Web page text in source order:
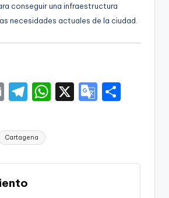
conseguir una infraestructura
necesidades actuales de la ciudad.
E
ai
l
T
e
gr
a
W
A
X
G
e
Cartagena